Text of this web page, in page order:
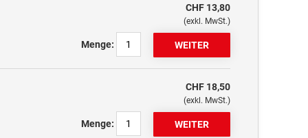
CHF 13,80
(exkl. MwSt.)
Menge:
CHF 18,50
(exkl. MwSt.)
Menge: